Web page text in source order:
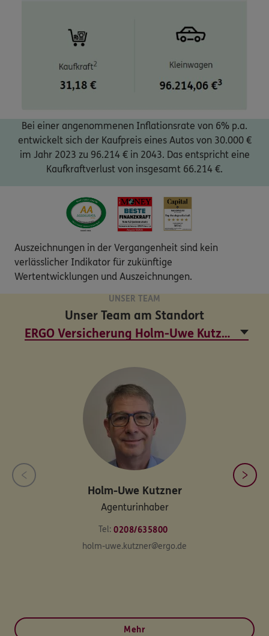
Bei einer angenommenen Inflationsrate von 6% p.a.
entwickelt sich der Kaufpreis eines Autos von 30.000 €
im Jahr 2023 zu 96.214 € in 2043. Das entspricht eine
Kaufkraftverlust von insgesamt 66.214 €.
Auszeichnungen in der Vergangenheit sind kein
verlässlicher Indikator für zukünftige
Wertentwicklungen und Auszeichnungen.
UNSER TEAM
Unser Team am Standort
Holm-Uwe Kutzner
Agenturinhaber
Tel: 0208/635800
holm-uwe.kutzner@ergo.de
Mehr